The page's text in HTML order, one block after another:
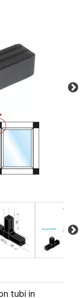
tubi in